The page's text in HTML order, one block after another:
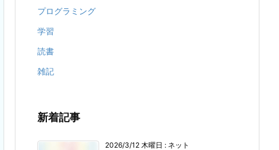
プログラミング
学習
読書
雑記
新着記事
2026/3/12 木曜日 : ネット